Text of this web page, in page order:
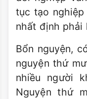
tục tạo
nhất định phải
Bổn nguyện,
nguyện thứ
nhiều người
Nguyện thứ